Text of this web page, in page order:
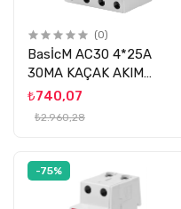
(0)
BasİcM AC30 4*25A
30MA KAÇAK AKIM
ROLESİ ABB
₺740,07
₺2.960,28
-75%